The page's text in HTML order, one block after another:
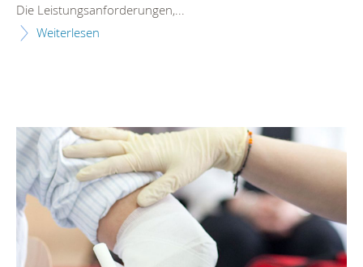
Die Leistungsanforderungen,...
Weiterlesen